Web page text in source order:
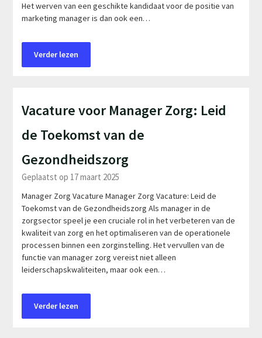
Het werven van een geschikte kandidaat voor de positie van
marketing manager is dan ook een…
Verder lezen
Vacature voor Manager Zorg: Leid
de Toekomst van de
Gezondheidszorg
Geplaatst op 17 maart 2025
Manager Zorg Vacature Manager Zorg Vacature: Leid de
Toekomst van de Gezondheidszorg Als manager in de
zorgsector speel je een cruciale rol in het verbeteren van de
kwaliteit van zorg en het optimaliseren van de operationele
processen binnen een zorginstelling. Het vervullen van de
functie van manager zorg vereist niet alleen
leiderschapskwaliteiten, maar ook een…
Verder lezen